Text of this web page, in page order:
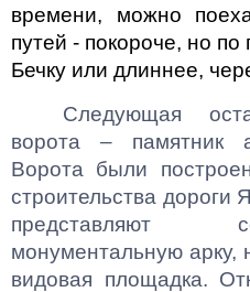
времени, можно
путей - покороче, но по
Бечку или длиннее,
Следующая
ворота – памятник
Ворота были
строительства дороги
представляют
монументальную арку,
видовая площадка.